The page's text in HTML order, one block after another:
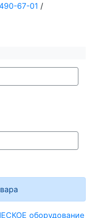
67-01 /
оборудование